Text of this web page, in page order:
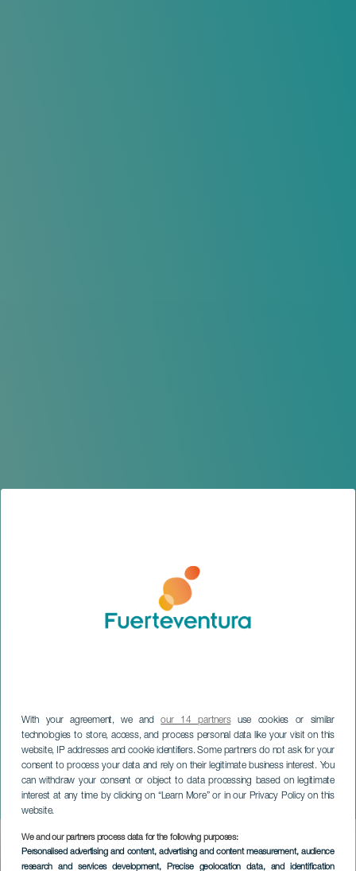
With your agreement, we andour 14 partnersuse cookies or similar
technologies to store, access, and process personal data like your visit on this
website, IP addresses and cookie identifiers. Some partners do not ask for your
consent to process your data and rely on their legitimate business interest. You
can withdraw your consent or object to data processing based on legitimate
interest at any time by clicking on “Learn More” or in our Privacy Policy on this
website.
We and our partners process data for the following purposes:
Personalised advertising and content, advertising and content measurement, audience
research and services development, Precise geolocation data, and identification
Fiestas en Honor a San
José
FUERTEVENTURA
Imagen
Listado